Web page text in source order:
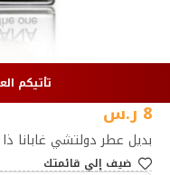
تأتيكم
بديل عطر دولتشي غابانا
8 ر.س
ضيف إلي قائمتك